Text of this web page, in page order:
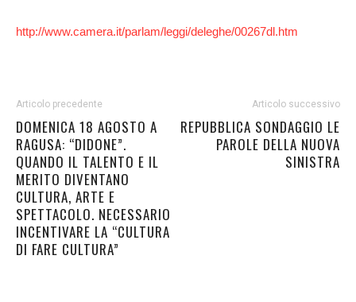
http://www.camera.it/parlam/leggi/deleghe/00267dl.htm
Articolo precedente
DOMENICA 18 AGOSTO A
RAGUSA: “DIDONE”.
QUANDO IL TALENTO E IL
MERITO DIVENTANO
CULTURA, ARTE E
SPETTACOLO. NECESSARIO
INCENTIVARE LA “CULTURA
DI FARE CULTURA”
Articolo successivo
REPUBBLICA SONDAGGIO LE
PAROLE DELLA NUOVA
SINISTRA